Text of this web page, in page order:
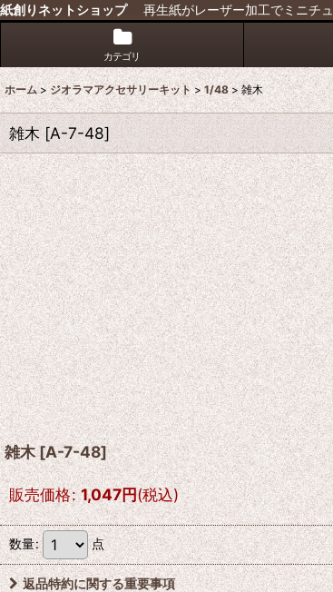
紙創りネットショップ再生紙がレーザー加工でミニチュ
カテゴリ
ホーム > ジオラマアクセサリーキット > 1/48 > 雑木
雑木 [A-7-48]
雑木[A-7-48]
販売価格: 1,047円(税込)
数量: 点
返品特約に関する重要事項